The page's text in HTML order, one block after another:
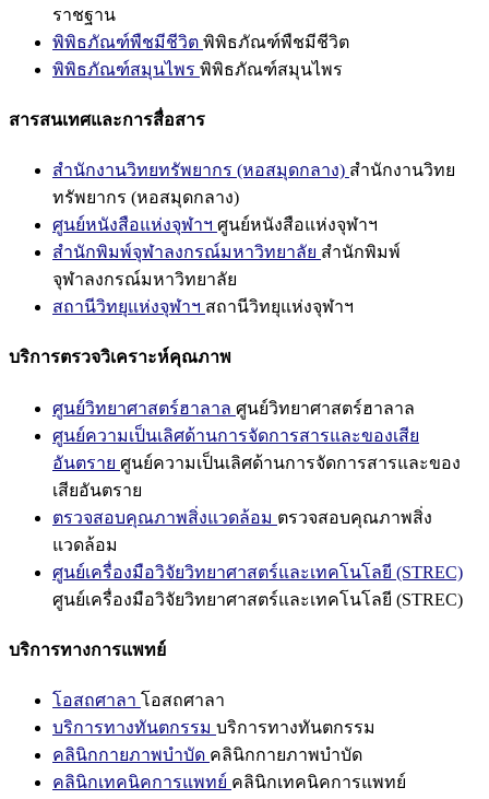
ราชฐาน
พิพิธภัณฑ์พืชมีชีวิต พิพิธภัณฑ์พืชมีชีวิต
พิพิธภัณฑ์สมุนไพร พิพิธภัณฑ์สมุนไพร
สารสนเทศและการสื่อสาร
สำนักงานวิทยทรัพยากร (หอสมุดกลาง) สำนักงานวิทย
ทรัพยากร (หอสมุดกลาง)
ศูนย์หนังสือแห่งจุฬาฯ ศูนย์หนังสือแห่งจุฬาฯ
สำนักพิมพ์จุฬาลงกรณ์มหาวิทยาลัย สำนักพิมพ์
จุฬาลงกรณ์มหาวิทยาลัย
สถานีวิทยุแห่งจุฬาฯ สถานีวิทยุแห่งจุฬาฯ
บริการตรวจวิเคราะห์คุณภาพ
ศูนย์วิทยาศาสตร์ฮาลาล ศูนย์วิทยาศาสตร์ฮาลาล
ศูนย์ความเป็นเลิศด้านการจัดการสารและของเสีย
อันตราย ศูนย์ความเป็นเลิศด้านการจัดการสารและของ
เสียอันตราย
ตรวจสอบคุณภาพสิ่งแวดล้อม ตรวจสอบคุณภาพสิ่ง
แวดล้อม
ศูนย์เครื่องมือวิจัยวิทยาศาสตร์และเทคโนโลยี (STREC)
ศูนย์เครื่องมือวิจัยวิทยาศาสตร์และเทคโนโลยี (STREC)
บริการทางการแพทย์
โอสถศาลา โอสถศาลา
บริการทางทันตกรรม บริการทางทันตกรรม
คลินิกกายภาพบำบัด คลินิกกายภาพบำบัด
คลินิกเทคนิคการแพทย์ คลินิกเทคนิคการแพทย์